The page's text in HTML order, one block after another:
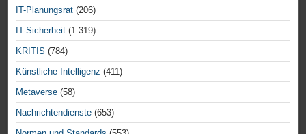
IT-Planungsrat (206)
IT-Sicherheit (1.319)
KRITIS (784)
Künstliche Intelligenz (411)
Metaverse (58)
Nachrichtendienste (653)